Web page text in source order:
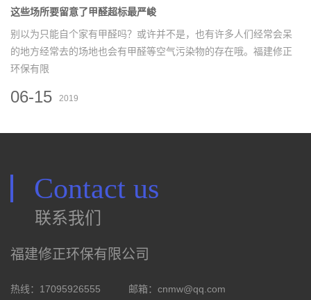
这些场所要留意了甲醛超标最严峻
别以为只能自个家有甲醛吗？或许并不是，也有许多人们经常会呆
的地方经常去的场地也会有甲醛等空气污染物的存在哦。福建修正
环保有限
06-15 2019
Contact us
联系我们
福建修正环保有限公司
热线：17095926555 邮箱： cnmw@qq.com